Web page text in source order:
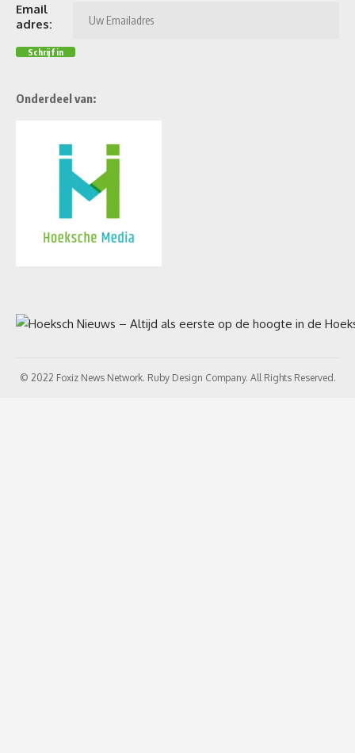
Email
adres:
Onderdeel van:
© 2022 Foxiz News Network. Ruby Design Company. All Rights Reserved.